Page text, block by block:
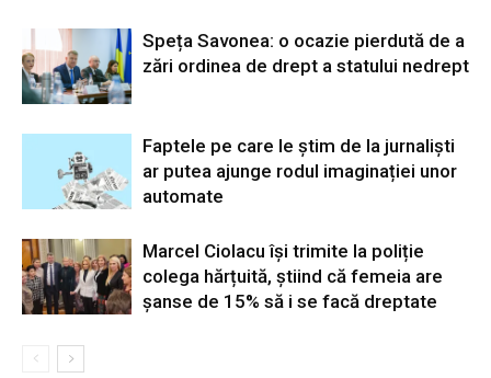
Speța Savonea: o ocazie pierdută de a
zări ordinea de drept a statului nedrept
Faptele pe care le știm de la jurnaliști
ar putea ajunge rodul imaginației unor
automate
Marcel Ciolacu își trimite la poliție
colega hărțuită, știind că femeia are
șanse de 15% să i se facă dreptate